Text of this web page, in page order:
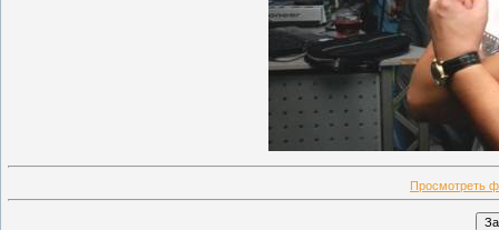
Просмотреть